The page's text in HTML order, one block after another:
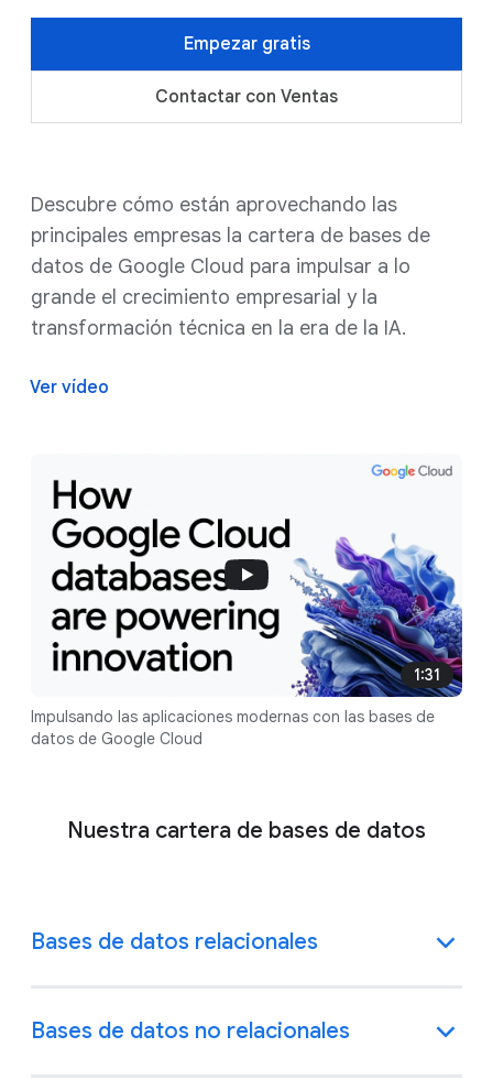
Empezar gratis
Contactar con Ventas
1:31
Impulsando las aplicaciones modernas con las bases de
datos de Google Cloud
Descubre cómo están aprovechando las
principales empresas la cartera de bases de
datos de Google Cloud para impulsar a lo
grande el crecimiento empresarial y la
transformación técnica en la era de la IA.
Ver vídeo
Nuestra cartera de bases de datos
Bases de datos relacionales
Bases de datos no relacionales